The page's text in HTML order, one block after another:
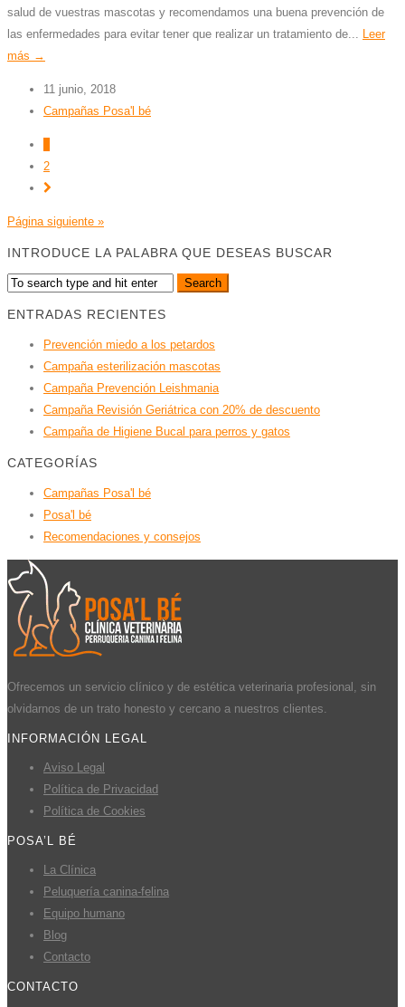
salud de vuestras mascotas y recomendamos una buena prevención de
las enfermedades para evitar tener que realizar un tratamiento de... Leer
más →
11 junio, 2018
Campañas Posa'l bé
2
Página siguiente »
INTRODUCE LA PALABRA QUE DESEAS BUSCAR
ENTRADAS RECIENTES
Prevención miedo a los petardos
Campaña esterilización mascotas
Campaña Prevención Leishmania
Campaña Revisión Geriátrica con 20% de descuento
Campaña de Higiene Bucal para perros y gatos
CATEGORÍAS
Campañas Posa'l bé
Posa'l bé
Recomendaciones y consejos
Ofrecemos un servicio clínico y de estética veterinaria profesional, sin
olvidarnos de un trato honesto y cercano a nuestros clientes.
INFORMACIÓN LEGAL
Aviso Legal
Política de Privacidad
Política de Cookies
POSA’L BÉ
La Clínica
Peluquería canina-felina
Equipo humano
Blog
Contacto
CONTACTO